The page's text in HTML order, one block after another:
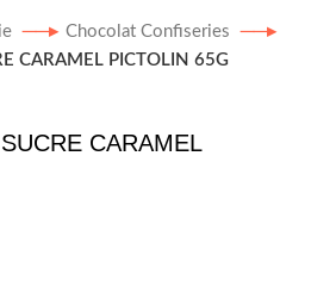
Chocolat Confiseries
CARAMEL PICTOLIN 65G
CARAMEL